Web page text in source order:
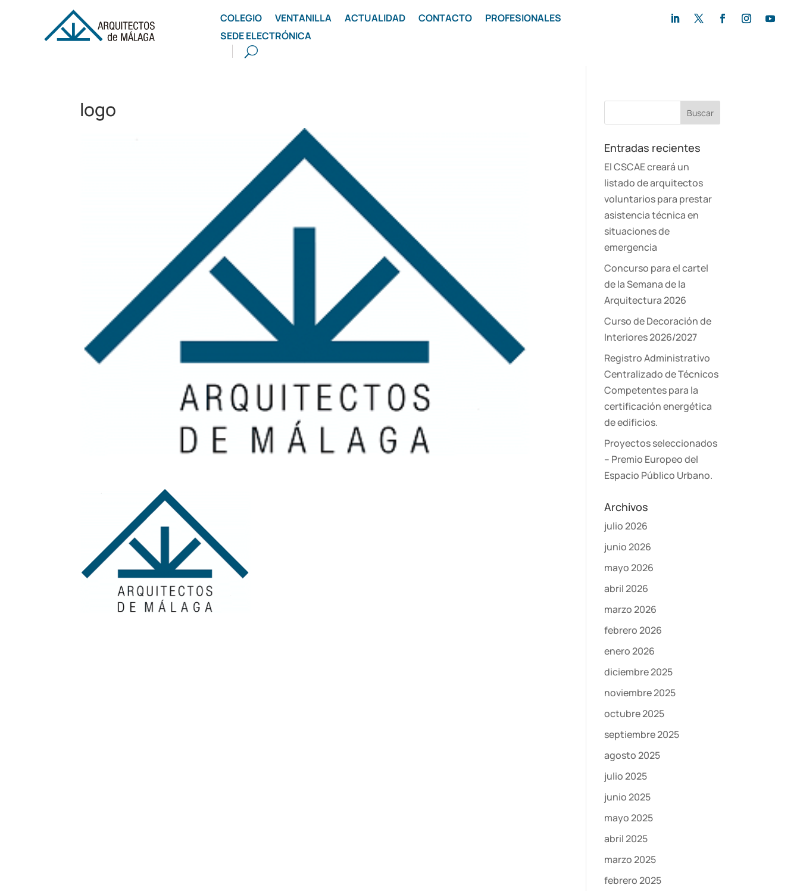
COLEGIO VENTANILLA ACTUALIDAD CONTACTO
PROFESIONALES
SEDE ELECTRÓNICA
logo
Entradas recientes
El CSCAE creará un
listado de arquitectos
voluntarios para prestar
asistencia técnica en
situaciones de
emergencia
Concurso para el cartel
de la Semana de la
Arquitectura 2026
Curso de Decoración de
Interiores 2026/2027
Registro Administrativo
Centralizado de Técnicos
Competentes para la
certificación energética
de edificios.
Proyectos seleccionados
– Premio Europeo del
Espacio Público Urbano.
Archivos
julio 2026
junio 2026
mayo 2026
abril 2026
marzo 2026
febrero 2026
enero 2026
diciembre 2025
noviembre 2025
octubre 2025
septiembre 2025
agosto 2025
julio 2025
junio 2025
mayo 2025
abril 2025
marzo 2025
febrero 2025